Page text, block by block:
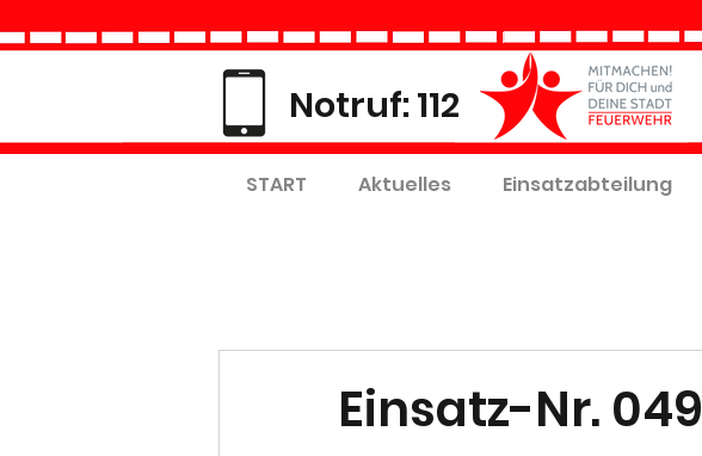
Notruf: 112
START Aktuelles Einsatzabteilung
Einsatz-Nr. 049